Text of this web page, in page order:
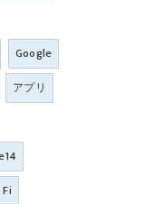
Google
アプリ